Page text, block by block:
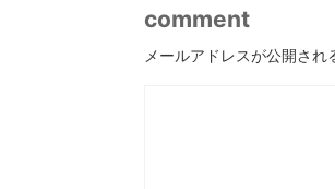
comment
メールアドレスが公開され